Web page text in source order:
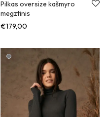
Pilkas oversize kašmyro
megztinis
€179,00